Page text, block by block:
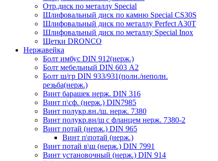
Отр.диск по металлу Special
Шлифовальный диск по камню Special CS30S
Шлифовальный диск по металлу Perfect A30T
Шлифовальный диск по металлу Special Inox
Щетки DRONCO
Нержавейка
Болт имбус DIN 912(нерж.)
Болт мебельный DIN 603 А2
Болт ш/гр DIN 933/931(полн./неполн.
резьба(нерж.)
Винт барашек нерж. DIN 316
Винт п\сф. (нерж.) DIN7985
Винт полукр.вн./ш. нерж. 7380
Винт полукр.вн/ш с фланцем нерж. 7380-2
Винт потай (нерж.) DIN 965
Винт п\потай (нерж.)
Винт потай в\ш (нерж.) DIN 7991
Винт установочный (нерж.) DIN 914